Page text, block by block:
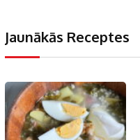
Jaunākās Receptes